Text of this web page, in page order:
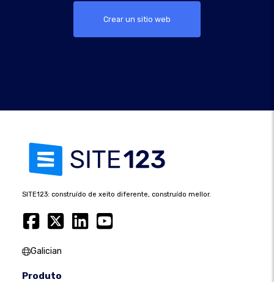
Crear un sitio web
SITE123: construído de xeito diferente, construído mellor.
Galician
Produto